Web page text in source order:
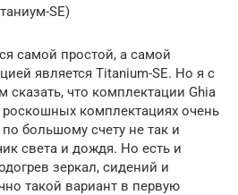
SE)
самой простой, а самой
является Titanium-SE. Но я с
сказать, что комплектации Ghia
комплектациях очень
большому счету не так и
света и дождя. Но есть и
зеркал, сидений и
такой вариант в первую